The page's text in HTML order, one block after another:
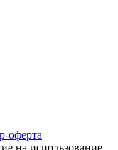
оферта
на использование